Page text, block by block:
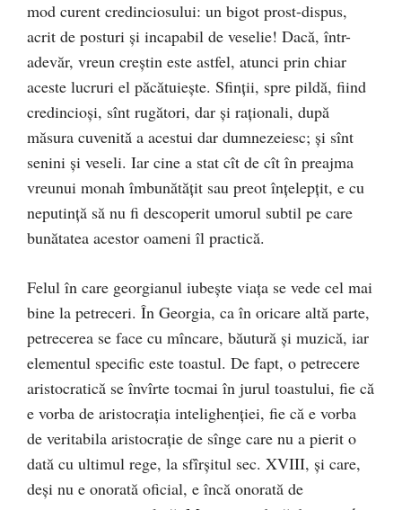
mod curent credinciosului: un bigot prost-dispus,
acrit de posturi şi incapabil de veselie! Dacă, într-
adevăr, vreun creştin este astfel, atunci prin chiar
aceste lucruri el păcătuieşte. Sfinţii, spre pildă, fiind
credincioşi, sînt rugători, dar şi raţionali, după
măsura cuvenită a acestui dar dumnezeiesc; şi sînt
senini şi veseli. Iar cine a stat cît de cît în preajma
vreunui monah îmbunătăţit sau preot înţelepţit, e cu
neputinţă să nu fi descoperit umorul subtil pe care
bunătatea acestor oameni îl practică.
Felul în care georgianul iubeşte viaţa se vede cel mai
bine la petreceri. În Georgia, ca în oricare altă parte,
petrecerea se face cu mîncare, băutură şi muzică, iar
elementul specific este toastul. De fapt, o petrecere
aristocratică se învîrte tocmai în jurul toastului, fie că
e vorba de aristocraţia intelighenţiei, fie că e vorba
de veritabila aristocraţie de sînge care nu a pierit o
dată cu ultimul rege, la sfîrşitul sec. XVIII, şi care,
deşi nu e onorată oficial, e încă onorată de